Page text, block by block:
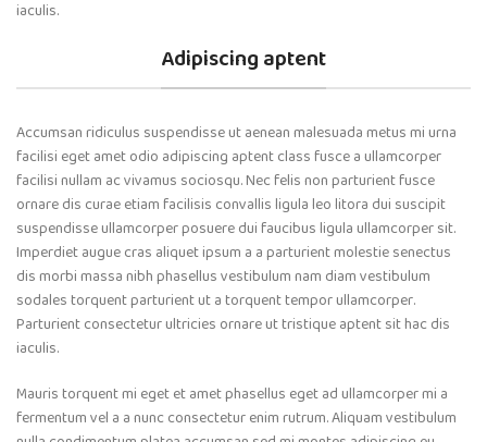
iaculis.
Adipiscing aptent
Accumsan ridiculus suspendisse ut aenean malesuada metus mi urna
facilisi eget amet odio adipiscing aptent class fusce a ullamcorper
facilisi nullam ac vivamus sociosqu. Nec felis non parturient fusce
ornare dis curae etiam facilisis convallis ligula leo litora dui suscipit
suspendisse ullamcorper posuere dui faucibus ligula ullamcorper sit.
Imperdiet augue cras aliquet ipsum a a parturient molestie senectus
dis morbi massa nibh phasellus vestibulum nam diam vestibulum
sodales torquent parturient ut a torquent tempor ullamcorper.
Parturient consectetur ultricies ornare ut tristique aptent sit hac dis
iaculis.
Mauris torquent mi eget et amet phasellus eget ad ullamcorper mi a
fermentum vel a a nunc consectetur enim rutrum. Aliquam vestibulum